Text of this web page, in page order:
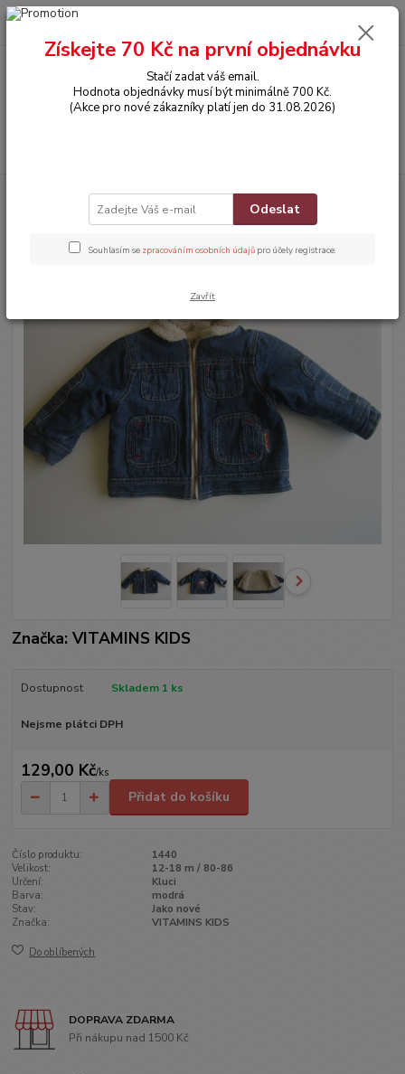
0,00 Kč
OBLEČENÍ Zateplená džínová bundička
Zateplená džínová bundička
Značka: VITAMINS KIDS
Dostupnost Skladem 1 ks
Nejsme plátci DPH
129,00 Kč/ks
Přidat do košíku
Číslo produktu:
1440
Velikost:
12-18 m / 80-86
Určení:
Kluci
Barva:
modrá
Stav:
Jako nové
Značka:
VITAMINS KIDS
Do oblíbených
DOPRAVA ZDARMA
Při nákupu nad 1500 Kč
Získejte 70 Kč na první objednávku
Stačí zadat váš email.
Hodnota objednávky musí být minimálně 700 Kč.
(Akce pro nové zákazníky platí jen do 31.08.2026)
Odeslat
Souhlasím se zpracováním osobních údajů pro účely registrace.
Zavřít